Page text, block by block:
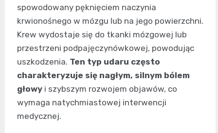
spowodowany pęknięciem naczynia
krwionośnego w mózgu lub na jego powierzchni.
Krew wydostaje się do tkanki mózgowej lub
przestrzeni podpajęczynówkowej, powodując
uszkodzenia. Ten typ udaru często
charakteryzuje się nagłym, silnym bólem
głowy i szybszym rozwojem objawów, co
wymaga natychmiastowej interwencji
medycznej.